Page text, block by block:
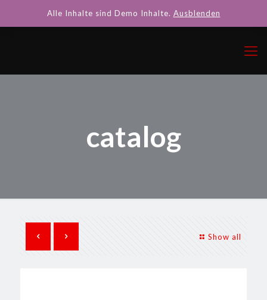
catalog
Show all
Alle Inhalte sind Demo Inhalte. Ausblenden